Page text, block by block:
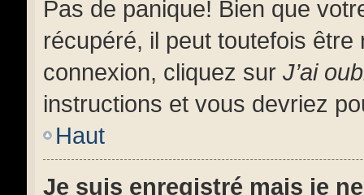
Pas de panique! Bien que
récupéré, il peut toutefois
connexion, cliquez sur J’ai
instructions et vous devriez
Haut
Je suis enregistré mais je